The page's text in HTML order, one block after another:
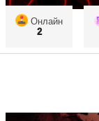
Онлайн
2